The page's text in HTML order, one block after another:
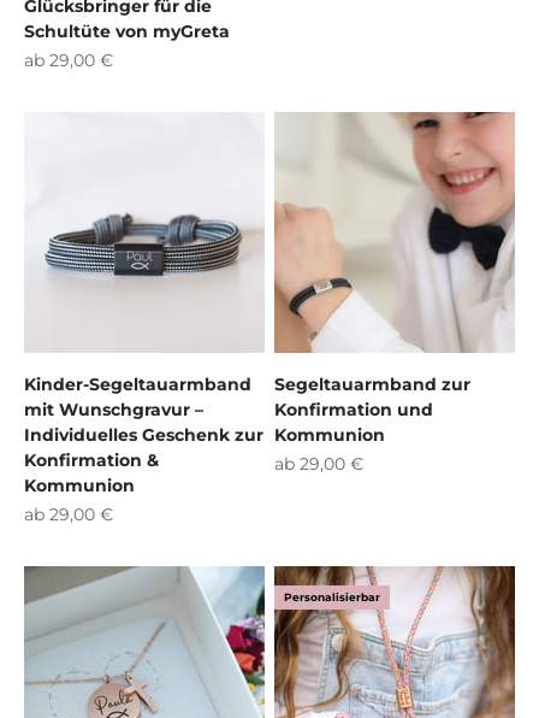
Glücksbringer für die
Schultüte von myGreta
Angebot
ab 29,00 €
Kinder-Segeltauarmband
mit Wunschgravur –
Individuelles Geschenk zur
Konfirmation &
Kommunion
Angebot
ab 29,00 €
Segeltauarmband zur
Konfirmation und
Kommunion
Angebot
ab 29,00 €
Personalisierbar